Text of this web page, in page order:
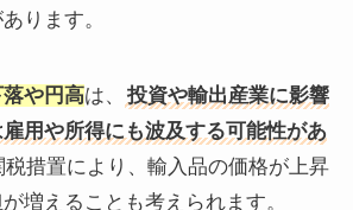
ります。
や円高は、
投資や輸出産業に影響
用や所得にも波及する可能性があ
税措置により、輸入品の価格が上昇
増えることも考えられます。​